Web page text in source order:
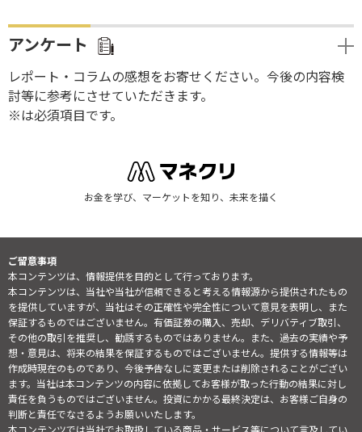
アンケート
レポート・コラムの感想をお寄せください。今後の内容検
討等に参考にさせていただきます。
※は必須項目です。
お金を学び、マーケットを知り、未来を描く
ご留意事項
本コンテンツは、情報提供を目的として行っております。
本コンテンツは、当社や当社が信頼できると考える情報源から提供されたもの
を提供していますが、当社はその正確性や完全性について意見を表明し、また
保証するものではございません。有価証券の購入、売却、デリバティブ取引、
その他の取引を推奨し、勧誘するものではありません。また、過去の実績や予
想・意見は、将来の結果を保証するものではございません。提供する情報等は
作成時現在のものであり、今後予告なしに変更または削除されることがござい
ます。当社は本コンテンツの内容に依拠してお客様が取った行動の結果に対し
責任を負うものではございません。投資にかかる最終決定は、お客様ご自身の
判断と責任でなさるようお願いいたします。